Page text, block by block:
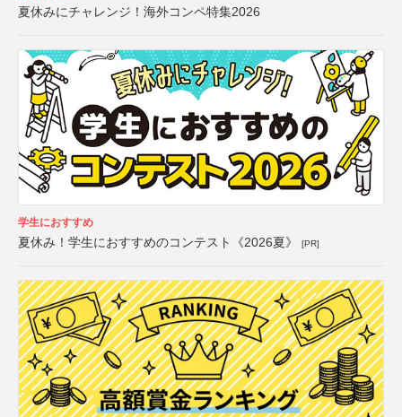
夏休みにチャレンジ！海外コンペ特集2026
学生におすすめ
夏休み！学生におすすめのコンテスト《2026夏》 [PR]